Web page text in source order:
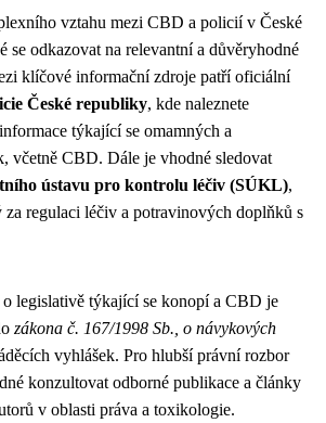
vztahu mezi CBD a policií v České
se odkazovat na relevantní a důvěryhodné
klíčové informační zdroje patří oficiální
České republiky, kde naleznete
týkající se omamných a
včetně CBD. Dále je vhodné sledovat
ústavu pro kontrolu léčiv (SÚKL),
za regulaci léčiv a potravinových doplňků s
legislativě týkající se konopí a CBD je
zákona č. 167/1998 Sb., o návykových
vyhlášek. Pro hlubší právní rozbor
konzultovat odborné publikace a články
v oblasti práva a toxikologie.